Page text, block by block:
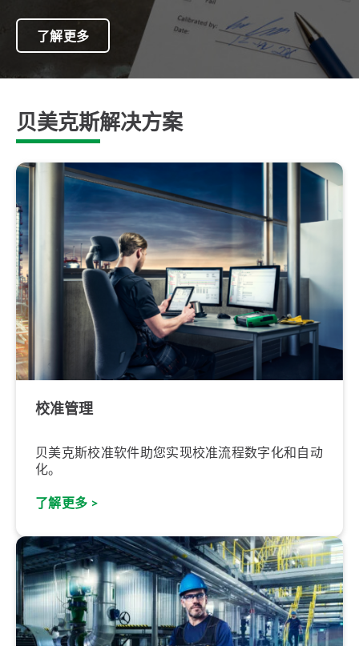
了解更多
贝美克斯解决方案
校准管理
贝美克斯校准软件助您实现校准流程数字化和自动
化。
了解更多 >